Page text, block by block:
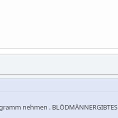
nehmen . BLÖDMÄNNERGIBTES